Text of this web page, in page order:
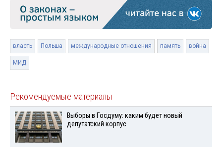
власть Польша международные отношения память война
МИД
Рекомендуемые материалы
Выборы в Госдуму: каким будет новый
депутатский корпус